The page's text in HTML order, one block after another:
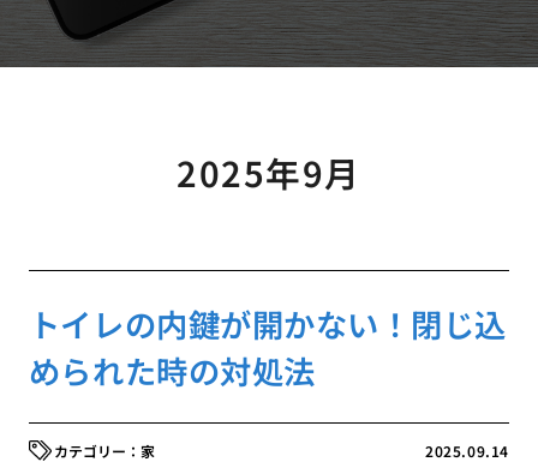
2025年9月
トイレの内鍵が開かない！閉じ込
められた時の対処法
2025.09.14
家